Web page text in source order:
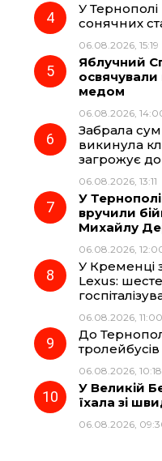
У
сонячних
06.08.2026, 15:19
Яблучний
медом
06.08.2026,
Забрала
викинула
загрожує до
06.08.2026, 13:11
У
вручили
Михайлу
06.08.2026,
У Кременці
Lexus:
06.08.2026, 11:00
До
06.08.2026, 10:18
У Великій
їхала зі
06.08.2026,